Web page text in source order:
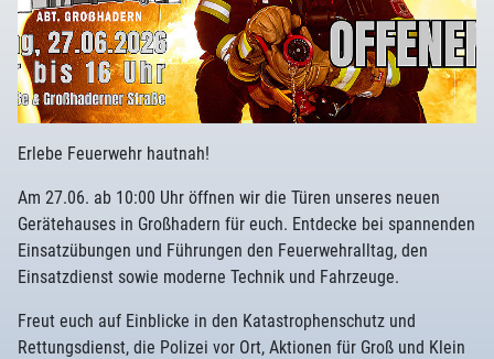
Erlebe Feuerwehr hautnah!
Am 27.06. ab 10:00 Uhr öffnen wir die Türen unseres neuen
Gerätehauses in Großhadern für euch. Entdecke bei spannenden
Einsatzübungen und Führungen den Feuerwehralltag, den
Einsatzdienst sowie moderne Technik und Fahrzeuge.
Freut euch auf Einblicke in den Katastrophenschutz und
Rettungsdienst, die Polizei vor Ort, Aktionen für Groß und Klein